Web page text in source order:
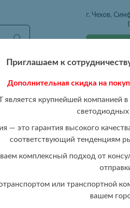
г. Чехов,
Приглашаем к
Дополнительная скидка на
является крупнейшей
— это гарантия высокого
соответствующий тенденциям
комплексный подход от
или транспортной
вашем